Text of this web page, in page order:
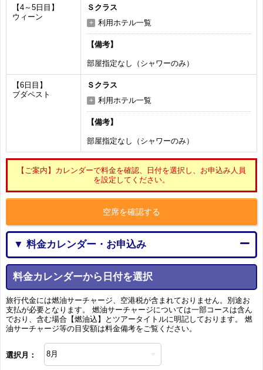
【4～5日目】
ウィーン
Ｓクラス
利用ホテル一覧
【備考】
部屋指定なし（シャワーのみ）
【6日目】
ブダペスト
Ｓクラス
利用ホテル一覧
【備考】
部屋指定なし（シャワーのみ）
【ご案内】カレンダーで料金を確認、日付を選択し、お申込み人員
を設定してください。
空席を確認する
▼ 料金カレンダー・お申込み
料金カレンダーから日付を選択
旅行代金には燃油サーチャージ、空港税が含まれておりません。別途お
支払が必要となります。 燃油サーチャージについては一部コースは含ん
でおり、含む場合【燃油込】とツアータイトルに明記しております。 燃
油サーチャージ等の目安額は料金備考をご覧ください。
選択月：